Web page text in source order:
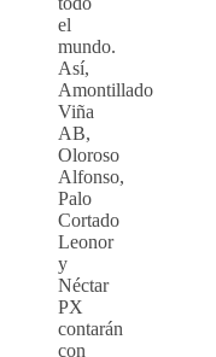
el
mundo.
Así,
Amontillado
Viña
AB,
Oloroso
Alfonso,
Palo
Cortado
Leonor
y
Néctar
PX
contarán
con